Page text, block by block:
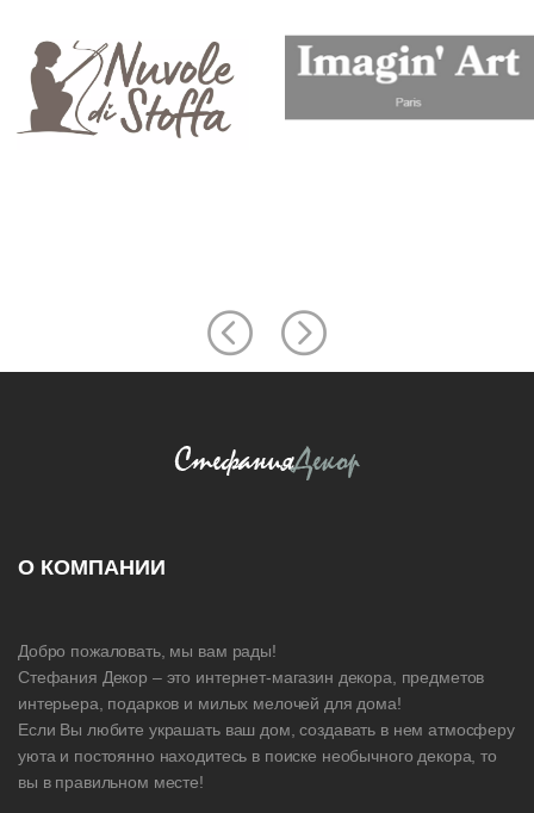
О КОМПАНИИ
Добро пожаловать, мы вам рады!
Стефания Декор – это интернет-магазин декора, предметов
интерьера, подарков и милых мелочей для дома!
Если Вы любите украшать ваш дом, создавать в нем атмосферу
уюта и постоянно находитесь в поиске необычного декора, то
вы в правильном месте!